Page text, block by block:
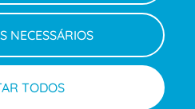
e Cookies
Termos e Condições
Acessibilidade
Informações legais
NECESSÁRIOS
TODOS